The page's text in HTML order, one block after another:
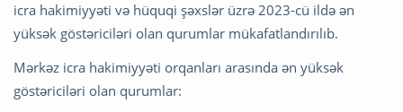
icra hakimiyyəti və hüquqi şəxslər üzrə 2023-cü ildə ən
yüksək göstəriciləri olan qurumlar mükafatlandırılıb.
Mərkəz icra hakimiyyəti orqanları arasında ən yüksək
göstəriciləri olan qurumlar: